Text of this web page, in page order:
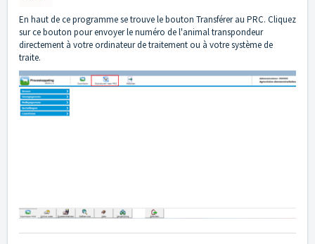
En haut de ce programme se trouve le bouton Transférer au PRC. Cliquez
sur ce bouton pour envoyer le numéro de l'animal transpondeur
directement à votre ordinateur de traitement ou à votre système de
traite.